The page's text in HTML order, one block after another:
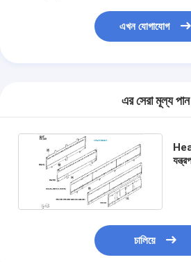
এখন যোগাযোগ
এর সেরা মূল্য পান
চালিয়ে